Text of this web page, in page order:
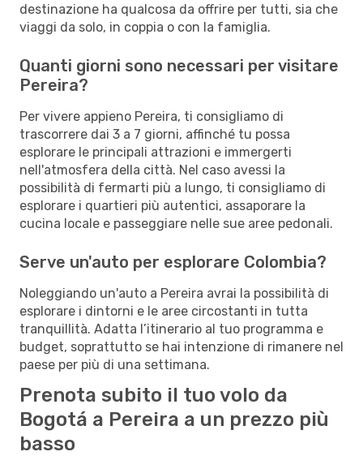
destinazione ha qualcosa da offrire per tutti, sia che
viaggi da solo, in coppia o con la famiglia.
Quanti giorni sono necessari per visitare
Pereira?
Per vivere appieno Pereira, ti consigliamo di
trascorrere dai 3 a 7 giorni, affinché tu possa
esplorare le principali attrazioni e immergerti
nell'atmosfera della città. Nel caso avessi la
possibilità di fermarti più a lungo, ti consigliamo di
esplorare i quartieri più autentici, assaporare la
cucina locale e passeggiare nelle sue aree pedonali.
Serve un'auto per esplorare Colombia?
Noleggiando un'auto a Pereira avrai la possibilità di
esplorare i dintorni e le aree circostanti in tutta
tranquillità. Adatta l’itinerario al tuo programma e
budget, soprattutto se hai intenzione di rimanere nel
paese per più di una settimana.
Prenota subito il tuo volo da
Bogotá a Pereira a un prezzo più
basso